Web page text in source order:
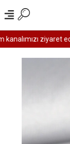
ziyaret